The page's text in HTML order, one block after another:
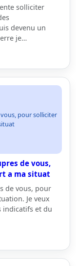
solliciter
devenu un
je…
vous, pour solliciter
de vous,
a ma situat
de vous, pour
Je veux
indicatifs et du